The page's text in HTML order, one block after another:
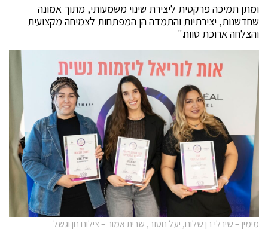
ומתן תמיכה פרקטית ליצירת שינוי משמעותי, מתוך אמונה
שחדשנות, יצירתיות והתמדה הן המפתחות לצמיחה מקצועית
והצלחה ארוכת טווח."
מימין – שירלי בן שלום, יעל נוטוב, שרית אמור – צילום חן וגשל